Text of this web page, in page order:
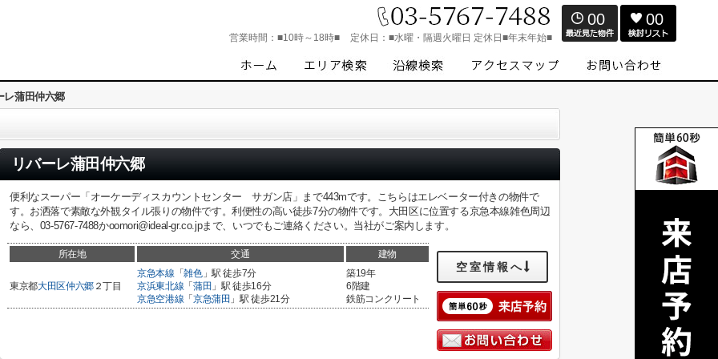
営業時間： ■10時～18時■ 定休日： ■水曜・隔週火曜日 定休日■年末年始■
00 00
レ蒲田仲六郷
リバーレ蒲田仲六郷
便利なスーパー「オーケーディスカウントセンター サガン店」まで443mです。こちらはエレベーター付きの物件で
す。お洒落で素敵な外観タイル張りの物件です。利便性の高い徒歩7分の物件です。大田区に位置する京急本線雑色周辺
なら、03-5767-7488かoomori@ideal-gr.co.jpまで、いつでもご連絡ください。当社がご案内します。
所在地 交通 建物
東京都大田区仲六郷２丁目
京急本線 「雑色」駅 徒歩7分
京浜東北線 「 蒲田 」駅 徒歩16分
京急空港線 「 京急蒲田 」駅 徒歩21分
築19年
6階建
鉄筋コンクリート
空室情報へ